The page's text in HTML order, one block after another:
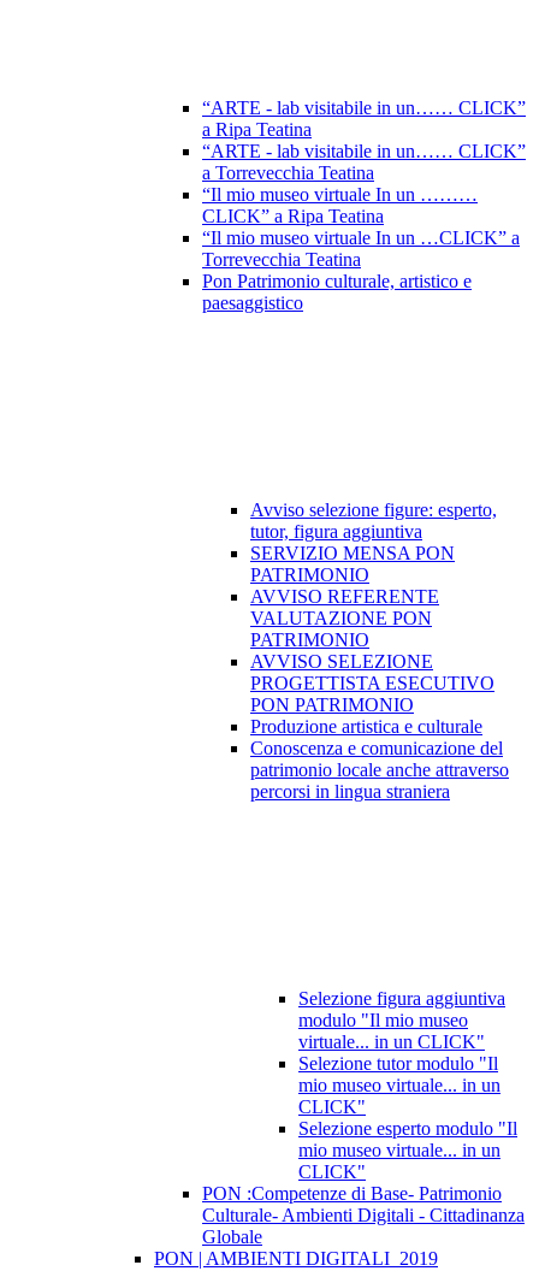
“ARTE - lab visitabile in un…… CLICK”
a Ripa Teatina
“ARTE - lab visitabile in un…… CLICK”
a Torrevecchia Teatina
“Il mio museo virtuale In un ………
CLICK” a Ripa Teatina
“Il mio museo virtuale In un …CLICK” a
Torrevecchia Teatina
Pon Patrimonio culturale, artistico e
paesaggistico
Avviso selezione figure: esperto,
tutor, figura aggiuntiva
SERVIZIO MENSA PON
PATRIMONIO
AVVISO REFERENTE
VALUTAZIONE PON
PATRIMONIO
AVVISO SELEZIONE
PROGETTISTA ESECUTIVO
PON PATRIMONIO
Produzione artistica e culturale
Conoscenza e comunicazione del
patrimonio locale anche attraverso
percorsi in lingua straniera
Selezione figura aggiuntiva
modulo "Il mio museo
virtuale... in un CLICK"
Selezione tutor modulo "Il
mio museo virtuale... in un
CLICK"
Selezione esperto modulo "Il
mio museo virtuale... in un
CLICK"
PON :Competenze di Base- Patrimonio
Culturale- Ambienti Digitali - Cittadinanza
Globale
PON | AMBIENTI DIGITALI_2019